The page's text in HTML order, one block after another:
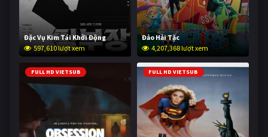
Đặc Vụ Kim Tái Khởi Động
597,610 lượt xem
Đảo Hải Tặc
4,207,368 lượt xem
FULL HD VIETSUB FULL HD VIETSUB